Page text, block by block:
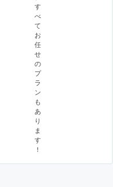
す
べ
て
お
任
せ
の
プ
ラ
ン
も
あ
り
ま
す
！